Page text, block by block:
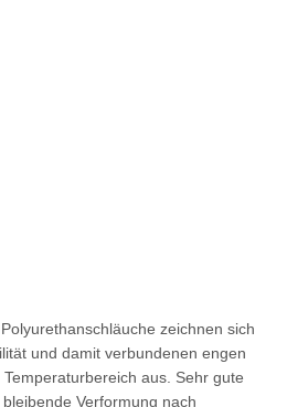
zeichnen sich
und damit verbundenen engen
aus. Sehr gute
Verformung nach